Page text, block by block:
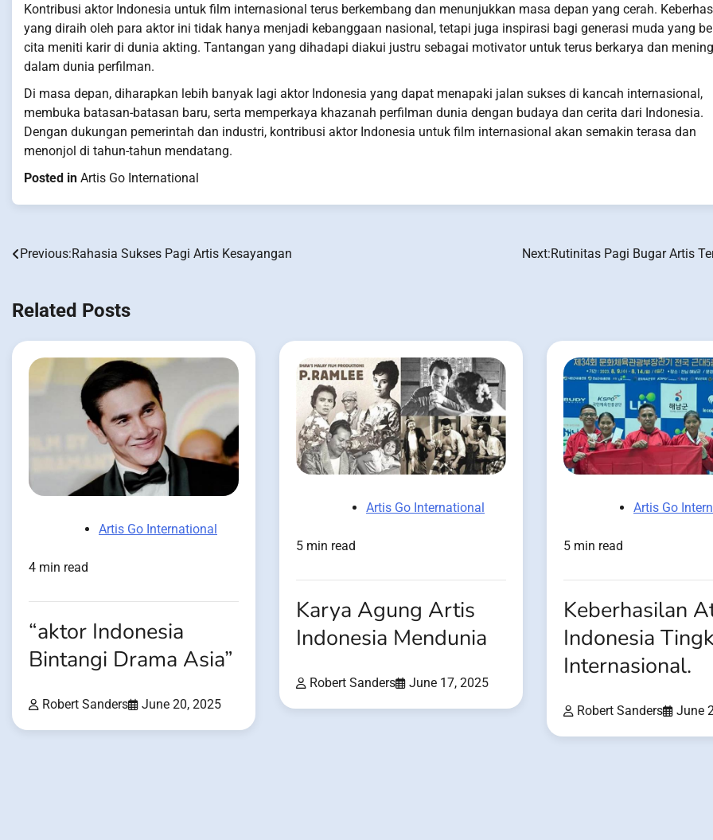
Kontribusi aktor Indonesia untuk film internasional terus berkembang dan menunjukkan masa depan yang cerah.
yang diraih oleh para aktor ini tidak hanya menjadi kebanggaan nasional, tetapi juga inspirasi bagi generasi muda yang
cita meniti karir di dunia akting. Tantangan yang dihadapi diakui justru sebagai motivator untuk terus berkarya dan
dalam dunia perfilman.
Di masa depan, diharapkan lebih banyak lagi aktor Indonesia yang dapat menapaki jalan sukses di kancah internasional,
membuka batasan-batasan baru, serta memperkaya khazanah perfilman dunia dengan budaya dan cerita dari Indonesia.
Dengan dukungan pemerintah dan industri, kontribusi aktor Indonesia untuk film internasional akan semakin terasa dan
menonjol di tahun-tahun mendatang.
Posted in Artis Go International
Post
Previous:Rahasia Sukses Pagi Artis Kesayangan Next:Rutinitas Pagi Bugar Artis
Related Posts
Artis Go International
4 min read
“aktor Indonesia
Bintangi Drama Asia”
Robert Sanders June 20, 2025
Artis Go International
5 min read
Karya Agung Artis
Indonesia Mendunia
Robert Sanders June 17, 2025
Artis Go
5 min read
Keberhasilan
Indonesia
Internasional.
Robert Sanders June